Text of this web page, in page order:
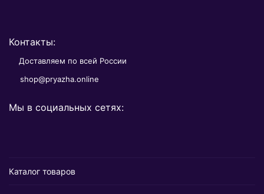
Контакты:
Доставляем по всей России
shop@pryazha.online
Мы в социальных сетях:
Каталог товаров